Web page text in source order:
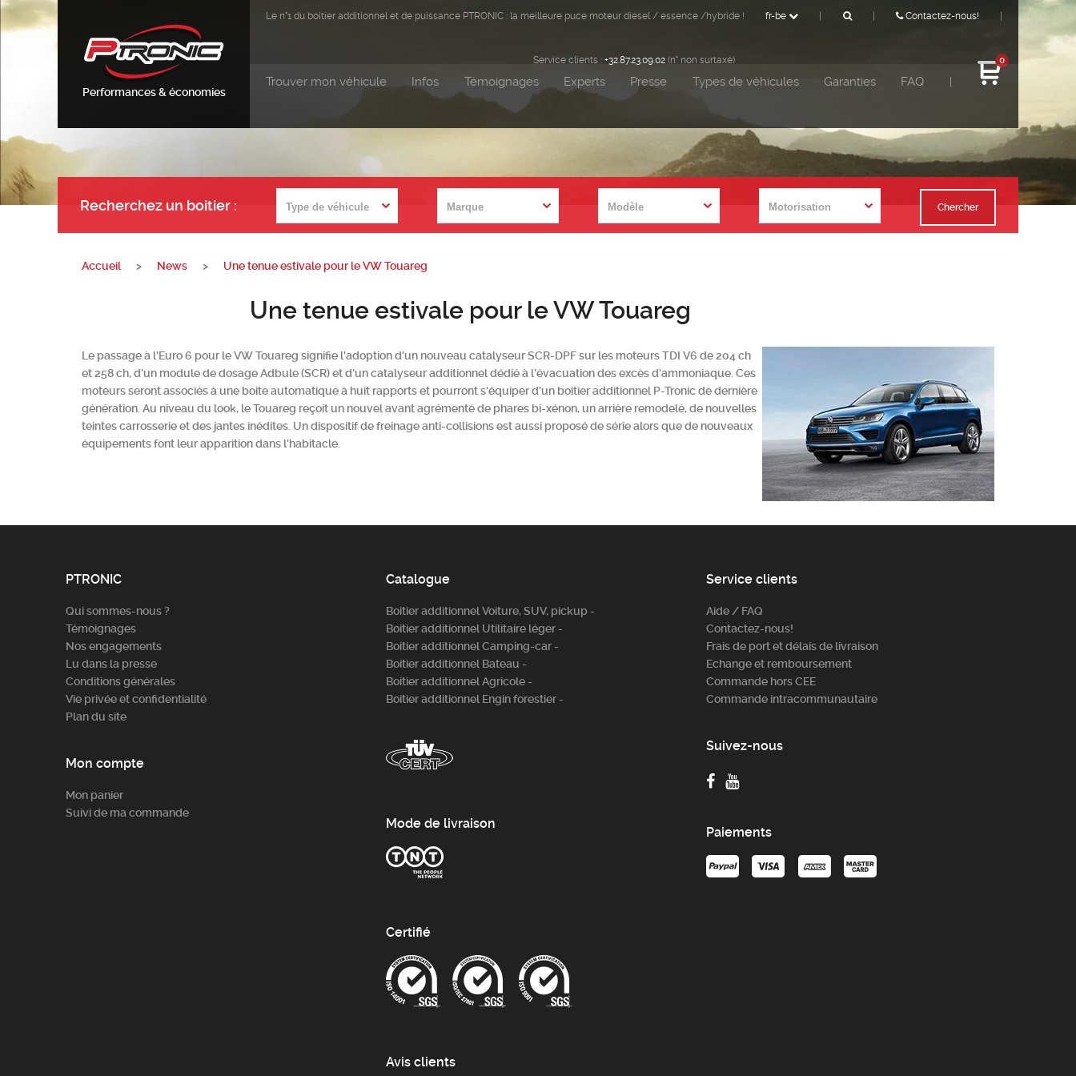
Performances & économies
Trouver mon véhicule Infos Témoignages Experts Presse Types de véhicules Garanties FAQ
0
Le n°1 du boitier additionnel et de puissance PTRONIC : la meilleure puce moteur diesel / essence /hybride ! fr-be Contactez-nous!
Service clients : +32.87.23.09.02 (n° non surtaxé)
Recherchez un boitier : Chercher
Accueil > News > Une tenue estivale pour le VW Touareg
Une tenue estivale pour le VW Touareg
Le passage à l'Euro 6 pour le VW Touareg signifie l'adoption d'un nouveau catalyseur SCR-DPF sur les moteurs TDI V6 de 204 ch
et 258 ch, d'un module de dosage Adbule (SCR) et d'un catalyseur additionnel dédié à l'évacuation des excès d'ammoniaque. Ces
moteurs seront associés à une boite automatique à huit rapports et pourront s'équiper d'un boitier additionnel P-Tronic de dernière
génération. Au niveau du look, le Touareg reçoit un nouvel avant agrémenté de phares bi-xénon, un arrière remodelé, de nouvelles
teintes carrosserie et des jantes inédites. Un dispositif de freinage anti-collisions est aussi proposé de série alors que de nouveaux
équipements font leur apparition dans l'habitacle.
PTRONIC
Qui sommes-nous ?
Témoignages
Nos engagements
Lu dans la presse
Conditions générales
Vie privée et confidentialité
Plan du site
Mon compte
Mon panier
Suivi de ma commande
Catalogue
Boitier additionnel Voiture, SUV, pickup -
Boitier additionnel Utilitaire léger -
Boitier additionnel Camping-car -
Boitier additionnel Bateau -
Boitier additionnel Agricole -
Boitier additionnel Engin forestier -
Mode de livraison
Certifié
Avis clients
Service clients
Aide / FAQ
Contactez-nous!
Frais de port et délais de livraison
Echange et remboursement
Commande hors CEE
Commande intracommunautaire
Suivez-nous
Paiements